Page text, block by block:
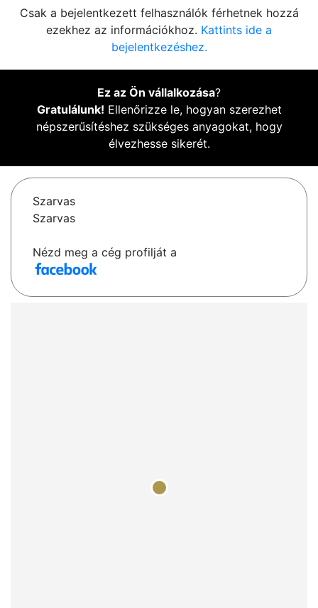
Csak a bejelentkezett felhasználók férhetnek hozzá
ezekhez az információkhoz. Kattints ide a
bejelentkezéshez.
Ez az Ön vállalkozása?
Gratulálunk! Ellenőrizze le, hogyan szerezhet
népszerűsítéshez szükséges anyagokat, hogy
élvezhesse sikerét.
Szarvas
Szarvas
Nézd meg a cég profilját a